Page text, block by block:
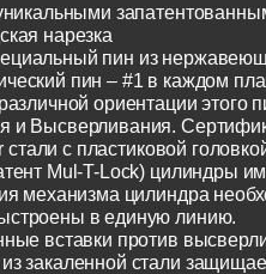
нарезка
пин из
пин – #1 в каждом
ориентации этого
и Высверливания.
с пластиковой
Mul-T-Lock) цилиндры
механизма цилиндра
в единую линию.
вставки против
закаленной стали